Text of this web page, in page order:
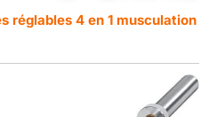
réglables 4 en 1 musculation